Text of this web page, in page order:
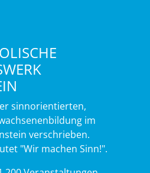
sinnorientierten,
im
verschrieben.
"Wir machen Sinn!".